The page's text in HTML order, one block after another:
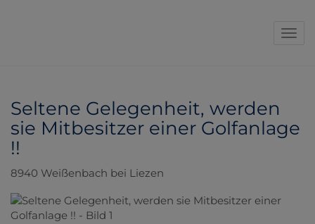
Seltene Gelegenheit, werden
sie Mitbesitzer einer Golfanlage
!!
8940 Weißenbach bei Liezen